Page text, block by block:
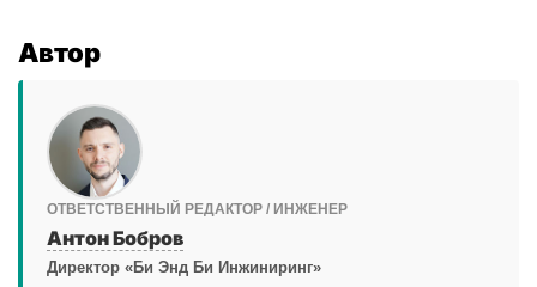
Автор
ОТВЕТСТВЕННЫЙ РЕДАКТОР / ИНЖЕНЕР
Антон Бобров
Директор «Би Энд Би Инжиниринг»